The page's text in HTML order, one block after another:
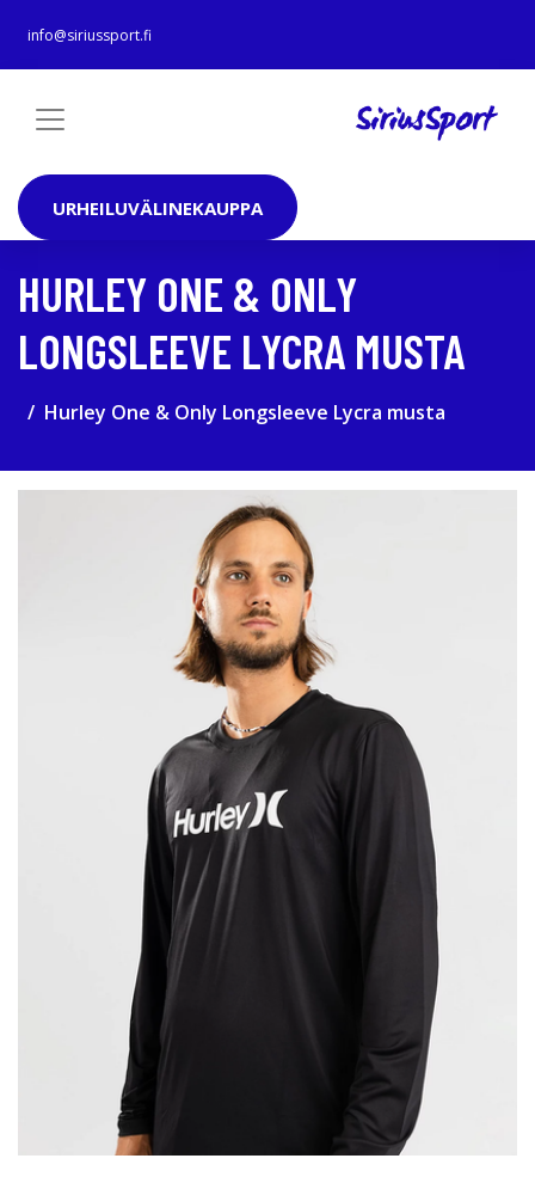
info@siriussport.fi
URHEILUVÄLINEKAUPPA
HURLEY ONE & ONLY
LONGSLEEVE LYCRA MUSTA
Hurley One & Only Longsleeve Lycra musta